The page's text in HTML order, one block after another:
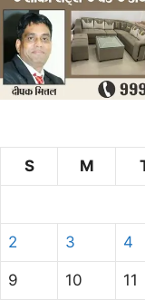
S
M
2 3 4
9 10 11